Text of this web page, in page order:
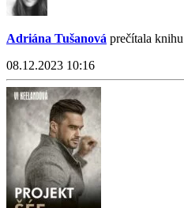
Adriána Tušanová prečítala knihu
08.12.2023 10:16